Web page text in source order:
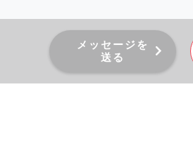
メッセージを
送る